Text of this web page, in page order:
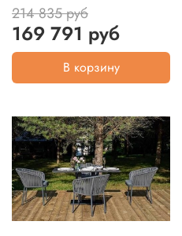
214 835 руб
169 791 руб
В корзину